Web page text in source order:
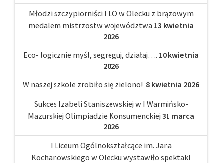
Młodzi szczypiorniści I LO w Olecku z brązowym
medalem mistrzostw województwa 13 kwietnia
2026
Eco- logicznie myśl, segreguj, działaj…. 10 kwietnia
2026
W naszej szkole zrobiło się zielono! 8 kwietnia 2026
Sukces Izabeli Staniszewskiej w I Warmińsko-
Mazurskiej Olimpiadzie Konsumenckiej 31 marca
2026
I Liceum Ogólnokształcące im. Jana
Kochanowskiego w Olecku wystawiło spektakl